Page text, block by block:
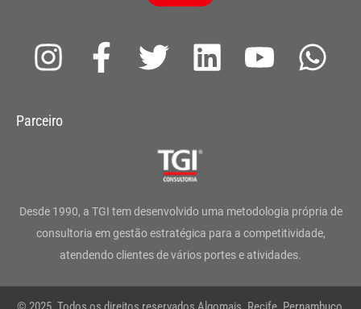
I
s
g
r
a
m
F
a
o
o
k
-
T
t
e
r
L
d
i
n
Y
b
e
W
a
p
Parceiro
Desde 1990, a TGI tem desenvolvido uma metodologia própria de
consultoria em gestão estratégica para a competitividade,
atendendo clientes de vários portes e atividades.